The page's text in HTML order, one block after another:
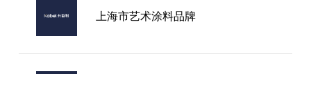
上海市艺术涂料品牌